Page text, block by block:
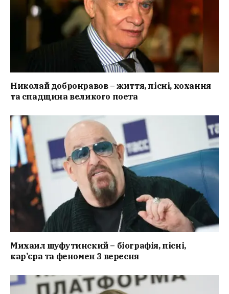
Николай добронравов – життя, пісні, кохання
та спадщина великого поета
Михаил шуфутинский – біографія, пісні,
кар’єра та феномен 3 вересня